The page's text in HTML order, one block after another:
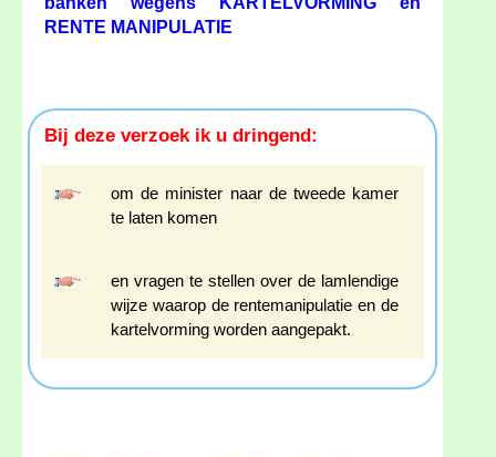
RENTE MANIPULATIE
Bij deze verzoek ik u dringend:
om de minister naar de tweede kamer
te laten komen
en vragen te stellen over de lamlendige
wijze waarop de rentemanipulatie en de
kartelvorming worden aangepakt.